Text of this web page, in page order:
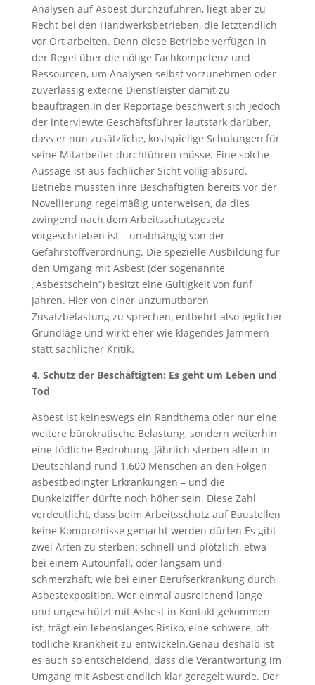
Analysen auf Asbest durchzuführen, liegt aber zu
Recht bei den Handwerksbetrieben, die letztendlich
vor Ort arbeiten. Denn diese Betriebe verfügen in
der Regel über die nötige Fachkompetenz und
Ressourcen, um Analysen selbst vorzunehmen oder
zuverlässig externe Dienstleister damit zu
beauftragen.In der Reportage beschwert sich jedoch
der interviewte Geschäftsführer lautstark darüber,
dass er nun zusätzliche, kostspielige Schulungen für
seine Mitarbeiter durchführen müsse. Eine solche
Aussage ist aus fachlicher Sicht völlig absurd.
Betriebe mussten ihre Beschäftigten bereits vor der
Novellierung regelmäßig unterweisen, da dies
zwingend nach dem Arbeitsschutzgesetz
vorgeschrieben ist – unabhängig von der
Gefahrstoffverordnung. Die spezielle Ausbildung für
den Umgang mit Asbest (der sogenannte
„Asbestschein“) besitzt eine Gültigkeit von fünf
Jahren. Hier von einer unzumutbaren
Zusatzbelastung zu sprechen, entbehrt also jeglicher
Grundlage und wirkt eher wie klagendes Jammern
statt sachlicher Kritik.
4. Schutz der Beschäftigten: Es geht um Leben und
Tod
Asbest ist keineswegs ein Randthema oder nur eine
weitere bürokratische Belastung, sondern weiterhin
eine tödliche Bedrohung. Jährlich sterben allein in
Deutschland rund 1.600 Menschen an den Folgen
asbestbedingter Erkrankungen – und die
Dunkelziffer dürfte noch höher sein. Diese Zahl
verdeutlicht, dass beim Arbeitsschutz auf Baustellen
keine Kompromisse gemacht werden dürfen.Es gibt
zwei Arten zu sterben: schnell und plötzlich, etwa
bei einem Autounfall, oder langsam und
schmerzhaft, wie bei einer Berufserkrankung durch
Asbestexposition. Wer einmal ausreichend lange
und ungeschützt mit Asbest in Kontakt gekommen
ist, trägt ein lebenslanges Risiko, eine schwere, oft
tödliche Krankheit zu entwickeln.Genau deshalb ist
es auch so entscheidend, dass die Verantwortung im
Umgang mit Asbest endlich klar geregelt wurde. Der